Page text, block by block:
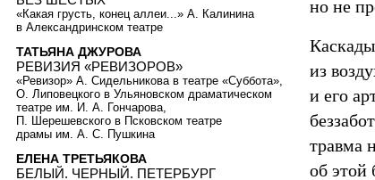
но не
из
и его
травма
об этой
«Какая грусть, конец аллеи...» А. Калинина
в Александринском театре
ТАТЬЯНА ДЖУРОВА
РЕВИЗИЯ «РЕВИЗОРОВ»
«Ревизор» А. Сидельникова в театре «Суббота»,
О. Липовецкого в Ульяновском драматическом
театре им. И. А. Гончарова,
П. Шерешевского в Псковском театре
драмы им. А. С. Пушкина
ЕЛЕНА ТРЕТЬЯКОВА
БЕЛЫЙ. ЧЕРНЫЙ. ПЕТЕРБУРГ